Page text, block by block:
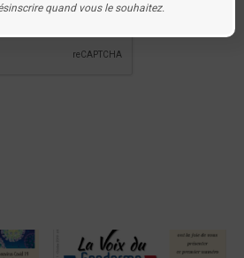
quand vous le souhaitez.